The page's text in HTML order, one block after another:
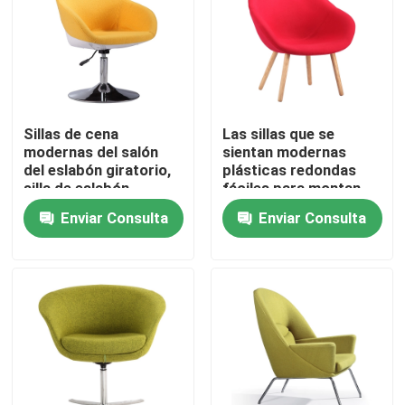
Viaje de la fábrica
Control de calidad
Éntrenos en contacto con
Pida una cita
Silla que se sienta moderna
Silla de ocio moderna
Silla moderna del restaurante
Sillas de cena
modernas del salón
del eslabón giratorio,
silla de eslabón
giratorio moderna
amarilla clara
Enviar Consulta
Las sillas que se
sientan modernas
plásticas redondas
fáciles para montan
con las piernas de
madera sólidas
Enviar Consulta